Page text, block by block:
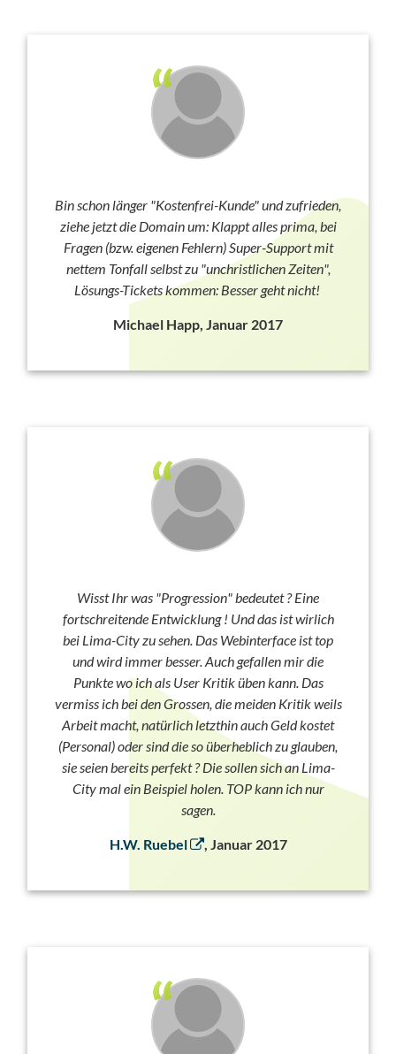
Bin schon länger "Kostenfrei-Kunde" und zufrieden,
ziehe jetzt die Domain um: Klappt alles prima, bei
Fragen (bzw. eigenen Fehlern) Super-Support mit
nettem Tonfall selbst zu "unchristlichen Zeiten",
Lösungs-Tickets kommen: Besser geht nicht!
Michael Happ, Januar 2017
Wisst Ihr was "Progression" bedeutet ? Eine
fortschreitende Entwicklung ! Und das ist wirlich
bei Lima-City zu sehen. Das Webinterface ist top
und wird immer besser. Auch gefallen mir die
Punkte wo ich als User Kritik üben kann. Das
vermiss ich bei den Grossen, die meiden Kritik weils
Arbeit macht, natürlich letzthin auch Geld kostet
(Personal) oder sind die so überheblich zu glauben,
sie seien bereits perfekt ? Die sollen sich an Lima-
City mal ein Beispiel holen. TOP kann ich nur
sagen.
H.W. Ruebel , Januar 2017